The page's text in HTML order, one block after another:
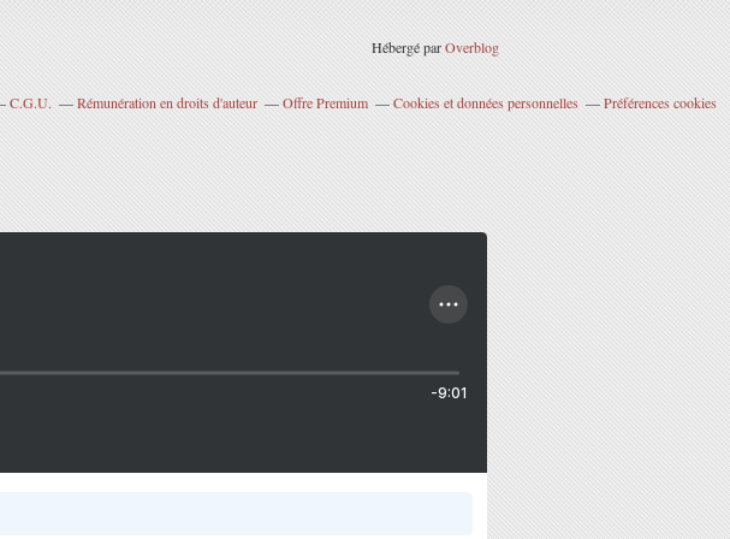
Hébergé parOverblog
C.G.U. Rémunération en droits d'auteur Offre Premium Cookies et données personnelles Préférences cookies
-9:01